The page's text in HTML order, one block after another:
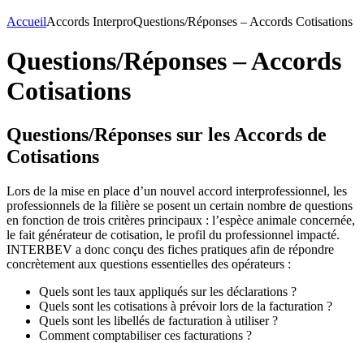
AccueilAccords InterproQuestions/Réponses – Accords Cotisations
Questions/Réponses – Accords
Cotisations
Questions/Réponses sur les Accords de
Cotisations
Lors de la mise en place d’un nouvel accord interprofessionnel, les
professionnels de la filière se posent un certain nombre de questions
en fonction de trois critères principaux : l’espèce animale concernée,
le fait générateur de cotisation, le profil du professionnel impacté.
INTERBEV a donc conçu des fiches pratiques afin de répondre
concrètement aux questions essentielles des opérateurs :
Quels sont les taux appliqués sur les déclarations ?
Quels sont les cotisations à prévoir lors de la facturation ?
Quels sont les libellés de facturation à utiliser ?
Comment comptabiliser ces facturations ?